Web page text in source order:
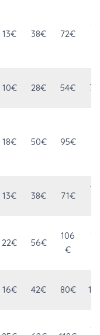
13€ 38€ 72€
10€ 28€ 54€
18€ 50€ 95€
13€ 38€ 71€
22€ 56€
106
€
16€ 42€ 80€